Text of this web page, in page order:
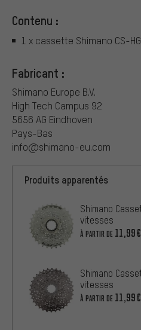
Contenu :
1 x cassette Shimano CS-
Fabricant :
Shimano Europe B.V.
High Tech Campus 92
5656 AG Eindhoven
Pays-Bas
info@shimano-eu.com
Produits apparentés
Shimano
vitesses
À PARTIR DE 11,99€
Shimano
vitesses
À PARTIR DE 11,99€